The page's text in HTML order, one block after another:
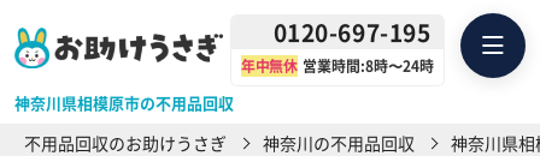
神奈川県相模原市の不用品回収
0120-697-195
年中無休 営業時間:8時〜24時
不用品回収のお助けうさぎ 神奈川の不用品回収 神奈川県